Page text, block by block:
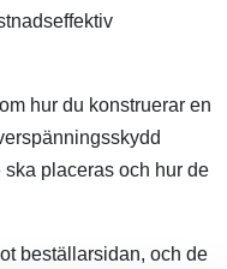
hur du konstruerar en
placeras och hur de
beställarsidan, och de